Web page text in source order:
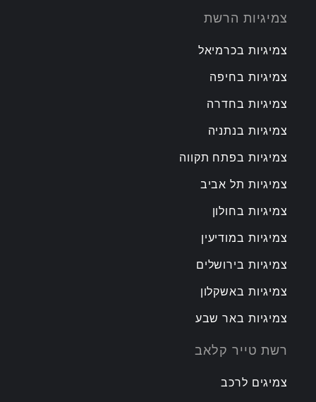
צמיגיות הרשת
צמיגיות בכרמיאל
צמיגיות בחיפה
צמיגיות בחדרה
צמיגיות בנתניה
צמיגיות בפתח תקווה
צמיגיות תל אביב
צמיגיות בחולון
צמיגיות במודיעין
צמיגיות בירושלים
צמיגיות באשקלון
צמיגיות באר שבע
רשת טייר קלאב
צמיגים לרכב